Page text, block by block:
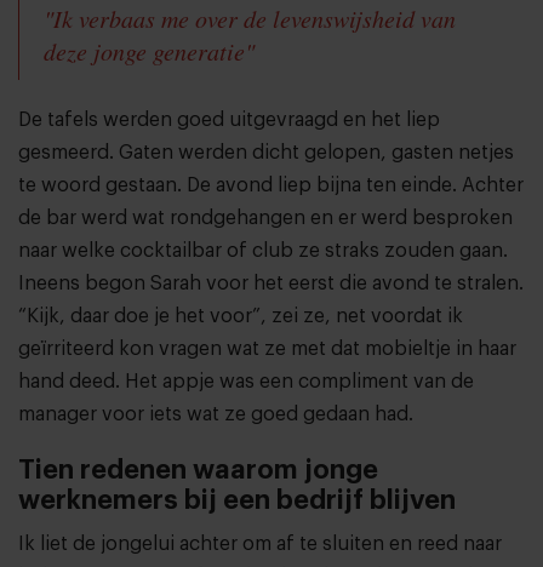
"Ik verbaas me over de levenswijsheid van
deze jonge generatie"
De tafels werden goed uitgevraagd en het liep
gesmeerd. Gaten werden dicht gelopen, gasten netjes
te woord gestaan. De avond liep bijna ten einde. Achter
de bar werd wat rondgehangen en er werd besproken
naar welke cocktailbar of club ze straks zouden gaan.
Ineens begon Sarah voor het eerst die avond te stralen.
“Kijk, daar doe je het voor”, zei ze, net voordat ik
geïrriteerd kon vragen wat ze met dat mobieltje in haar
hand deed. Het appje was een compliment van de
manager voor iets wat ze goed gedaan had.
Tien redenen waarom jonge
werknemers bij een bedrijf blijven
Ik liet de jongelui achter om af te sluiten en reed naar